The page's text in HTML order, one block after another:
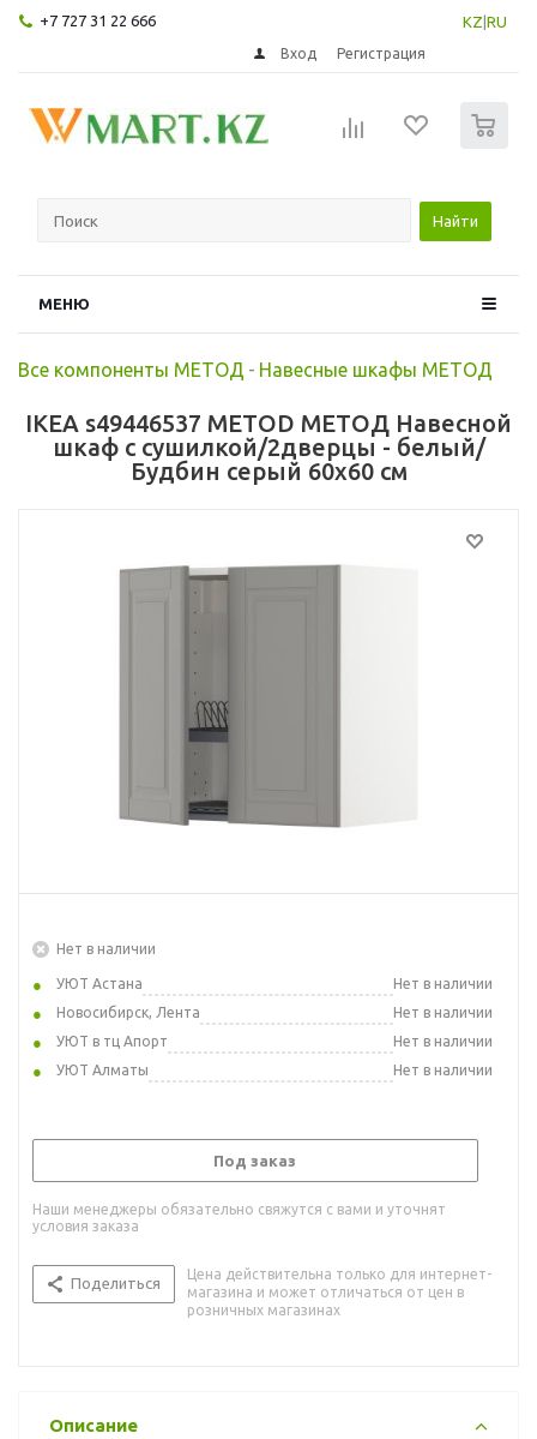
+7 727 31 22 666 KZ RU
Вход Регистрация
Найти
МЕНЮ
Все компоненты МЕТОД - Навесные шкафы МЕТОД
IKEA s49446537 METOD МЕТОД Навесной
шкаф с сушилкой/2дверцы - белый/
Будбин серый 60x60 см
Нет в наличии
УЮТ Астана
Нет в наличии
Новосибирск, Лента
Нет в наличии
УЮТ в тц Апорт
Нет в наличии
УЮТ Алматы
Нет в наличии
Под заказ
Наши менеджеры обязательно свяжутся с вами и уточнят
условия заказа
Поделиться
Цена действительна только для интернет-
магазина и может отличаться от цен в
розничных магазинах
Описание